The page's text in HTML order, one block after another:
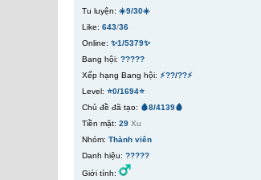
Tu luyện: ☀️9/30☀️
Like: 643/36
Online: ✨1/5379✨
Bang hội: ?????
Xếp hạng Bang hội: ⚡??/??⚡
Level: ⭐0/1694⭐
Chủ đề đã tạo: 🩸8/4139🩸
Tiền mặt: 29 Xu
Nhóm: Thành viên
Danh hiệu: ?????
Giới tính: